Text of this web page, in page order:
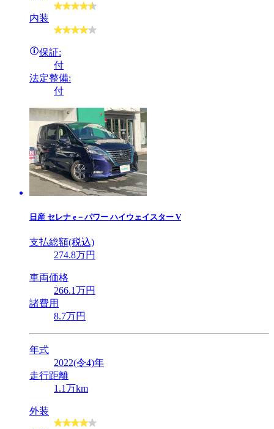
内装
保証:
付
法定整備:
付
日産 セレナ e－パワー ハイウェイスター V
支払総額(税込)
274.8万円
車両価格
266.1万円
諸費用
8.7万円
年式
2022(令4)年
走行距離
1.1万km
外装